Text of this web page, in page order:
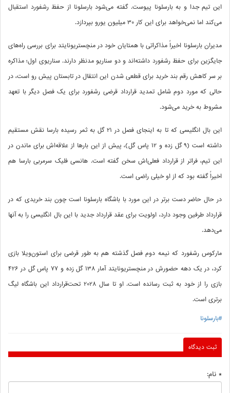
این تیم جدا و به بارسلونا پیوست. گفته می‌شود بارسلونا از حفظ رشفورد استقبال
می‌کند اما نمی‌خواهد برای این کار 30 میلیون یورو بپردازد.
مدیران بارسلونا اخیراً مذاکراتی با همتایان خود در منچستریونایتد برای بررسی راه‌های
جایگزین برای حفظ رشفورد داشته‌اند و دو سناریو مدنظر دارند. سناریوی اول؛ مذاکره
بر سر کاهش رقم بند خرید برای قطعی شدن این انتقال در تابستان پیش‌‌ رو است، در
حالی که مورد دوم شامل تمدید قرارداد قرضی رشفورد برای یک فصل دیگر با تعهد
مشروط به خرید می‌شود.
این بال انگلیسی که تا به اینجای فصل در 21 گل به ثمر رسیده بارسا نقش مستقیم
داشته است (9 گل‌ زده و 12 پاس‌ گل)، پیش از این بارها از علاقه‌اش برای ماندن در
این تیم، فراتر از قرارداد فعلی‌اش سخن گفته است. هانسی فلیک سرمربی بارسا هم
اخیراً گفته بود که از او خیلی راضی است.
در حال حاضر دست برتر در این مورد با باشگاه بارسلونا است چون بند خریدی که در
قرارداد طرفین وجود دارد، اولویت برای عقد قرارداد جدید با این بال انگلیسی را به آنها
می‌دهد.
مارکوس رشفورد که نیمه دوم فصل گذشته هم به طور قرضی برای استون‌ویلا بازی
کرد، در یک دهه حضورش در منچستریونایتد آمار 138 گل زده و 77 پاس گل در 426
بازی را از خود به ثبت رسانده است. او تا سال 2028 تحت‌قرارداد این باشگاه لیگ
برتری است.
#بارسلونا
ثبت دیدگاه
* نام: